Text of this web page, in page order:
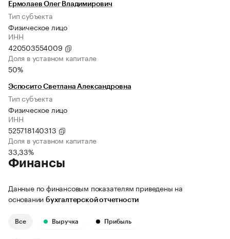
Ермолаев Олег Владимирович
Тип субъекта
Физическое лицо
ИНН
420503554009
Доля в уставном капитале
50%
Эспосито Светлана Александровна
Тип субъекта
Физическое лицо
ИНН
525718140313
Доля в уставном капитале
33,33%
Финансы
Данные по финансовым показателям приведены на
основании бухгалтерской отчетности
Все Выручка Прибыль